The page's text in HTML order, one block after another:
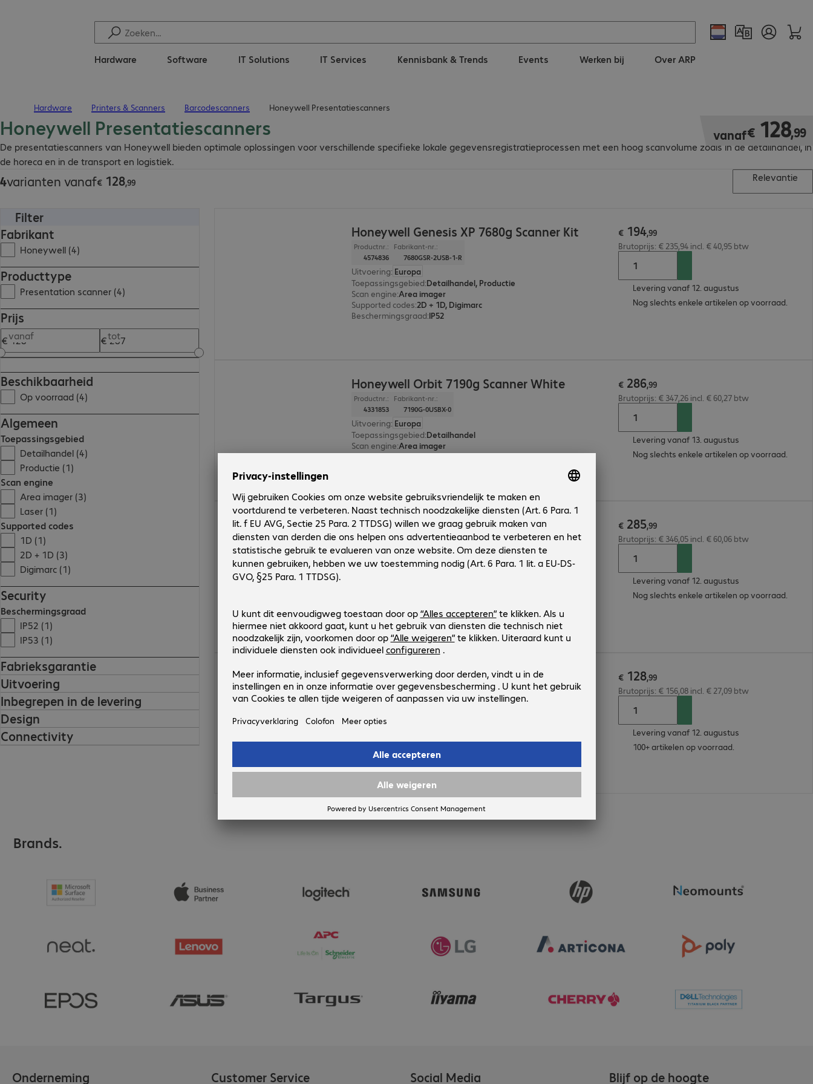
Hardware Software IT Solutions IT Services Kennisbank & Trends Events Werken bij Over ARP
Hardware Printers & Scanners Barcodescanners Honeywell Presentatiescanners
Honeywell Presentatiescanners
De presentatiescanners van Honeywell bieden optimale oplossingen voor verschillende specifieke lokale gegevensregistratieprocessen met een hoog scanvolume zoals in de detailhandel, in
de horeca en in de transport en logistiek.
vanaf€ 128,99
€ 128,99
4varianten vanaf€ 128,99
€ 128,99
Relevantie
Filter
Fabrikant
Honeywell (4)
Producttype
Presentation scanner (4)
Prijs
vanaf tot
Beschikbaarheid
Op voorraad (4)
Algemeen
Toepassingsgebied
Detailhandel (4)
Productie (1)
Scan engine
Area imager (3)
Laser (1)
Supported codes
1D (1)
2D + 1D (3)
Digimarc (1)
Security
Beschermingsgraad
IP52 (1)
IP53 (1)
Fabrieksgarantie
Uitvoering
Inbegrepen in de levering
Design
Connectivity
Honeywell Genesis XP 7680g Scanner Kit
Productnr.:
4574836
Fabrikant-nr.:
7680GSR-2USB-1-R
Uitvoering: Europa
Toepassingsgebied:Detailhandel, Productie
Scan engine:Area imager
Supported codes:2D + 1D, Digimarc
Beschermingsgraad:IP52
€ 194,99
Brutoprijs: € 235,94 incl. € 40,95 btw
Levering vanaf 12. augustus
Nog slechts enkele artikelen op voorraad.
Honeywell Orbit 7190g Scanner White
Productnr.:
4331853
Fabrikant-nr.:
7190G-0USBX-0
Uitvoering: Europa
Toepassingsgebied:Detailhandel
Scan engine:Area imager
Supported codes:2D + 1D
€ 286,99
Brutoprijs: € 347,26 incl. € 60,27 btw
Levering vanaf 13. augustus
Nog slechts enkele artikelen op voorraad.
Honeywell Vuquest 3320g Scanner USB Kit
Productnr.:
4138243
Fabrikant-nr.:
3320G-4USB-0
Uitvoering: Europa
Beschermingsgraad IP53
€ 285,99
€ 285,99
Brutoprijs: € 346,05 incl. € 60,06 btw
Levering vanaf 12. augustus
Nog slechts enkele artikelen op voorraad.
Honeywell Orbit 7120 Scanner USB Kit
Productnr.:
371303
Fabrikant-nr.:
MK7120-31A38
Uitvoering
Toepassingsgebied
Supported codes
€ 128,99
Brutoprijs: € 156,08 incl. € 27,09 btw
Levering vanaf 12. augustus
100+ artikelen op voorraad.
4 van 4 resultaten
Brands.
Onderneming Customer Service Social Media Blijf op de hoogte